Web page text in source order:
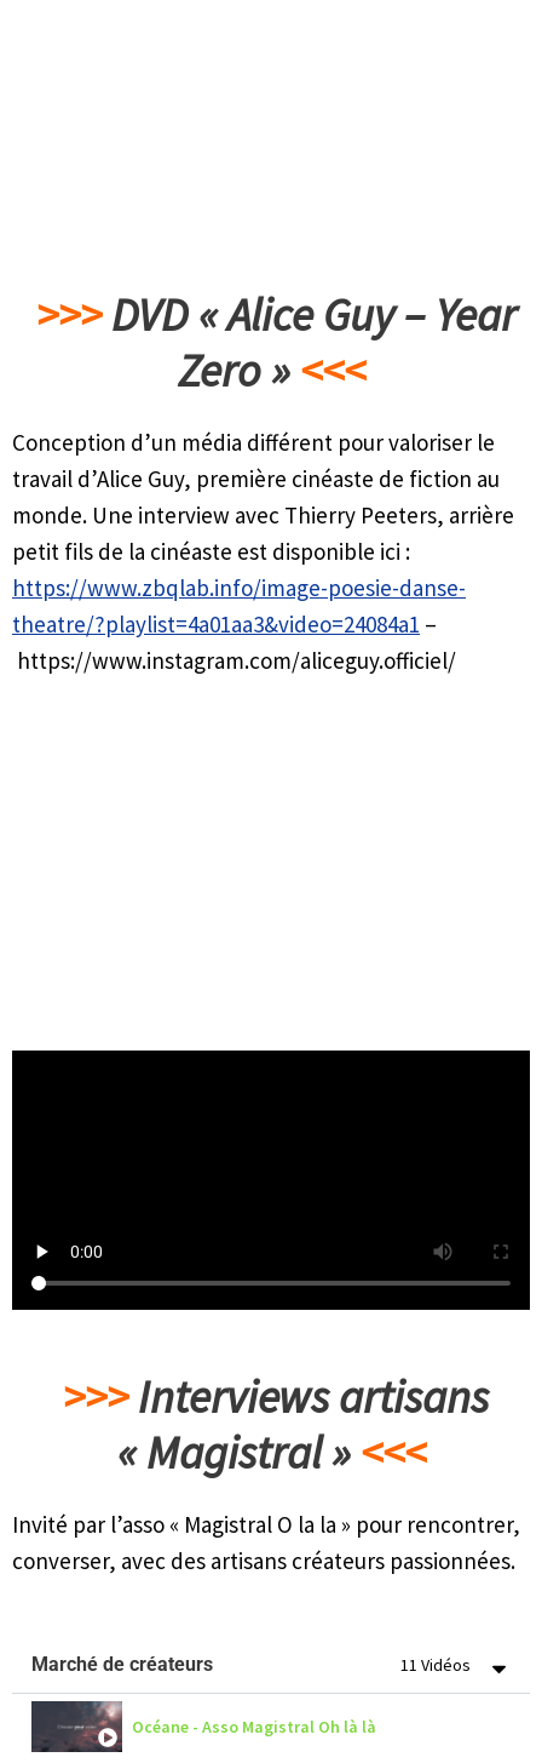
>>>DVD « Alice Guy – Year
Zero »<<<
Conception d’un média différent pour valoriser le
travail d’Alice Guy, première cinéaste de fiction au
monde. Une interview avec Thierry Peeters, arrière
petit fils de la cinéaste est disponible ici :
https://www.zbqlab.info/image-poesie-danse-
theatre/?playlist=4a01aa3&video=24084a1 –
https://www.instagram.com/aliceguy.officiel/
>>>Interviews artisans
« Magistral »<<<
Invité par l’asso « Magistral O la la » pour rencontrer,
converser, avec des artisans créateurs passionnées.
Marché de créateurs 11 Vidéos
Océane - Asso Magistral Oh là là